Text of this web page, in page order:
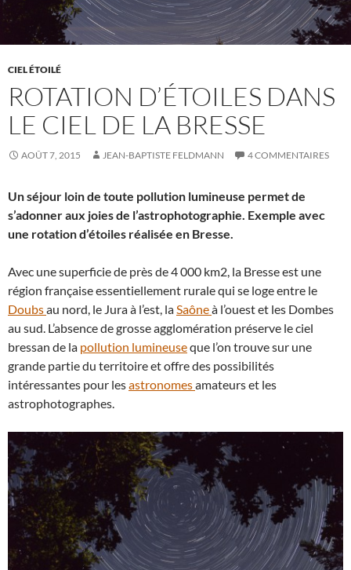
CIEL ÉTOILÉ
ROTATION D’ÉTOILES DANS
LE CIEL DE LA BRESSE
AOÛT 7, 2015 JEAN-BAPTISTE FELDMANN 4 COMMENTAIRES
Un séjour loin de toute pollution lumineuse permet de
s’adonner aux joies de l’astrophotographie. Exemple avec
une rotation d’étoiles réalisée en Bresse.
Avec une superficie de près de 4 000 km2, la Bresse est une
région française essentiellement rurale qui se loge entre le
Doubsau nord, le Jura à l’est, laSaôneà l’ouest et les Dombes
au sud. L’absence de grosse agglomération préserve le ciel
bressan de la pollution lumineuseque l’on trouve sur une
grande partie du territoire et offre des possibilités
intéressantes pour lesastronomesamateurs et les
astrophotographes.